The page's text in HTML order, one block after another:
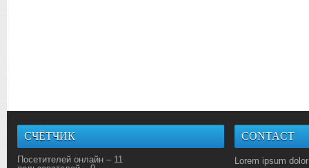
СЧЁТЧИК
Посетителей онлайн – 11
CONTACT
Lorem ipsum